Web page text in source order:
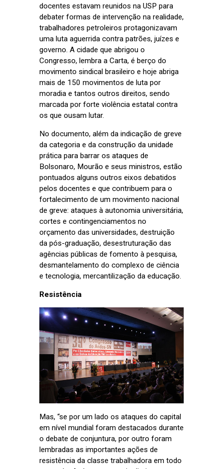
docentes estavam reunidos na USP para
debater formas de intervenção na realidade,
trabalhadores petroleiros protagonizavam
uma luta aguerrida contra patrões, juízes e
governo. A cidade que abrigou o
Congresso, lembra a Carta, é berço do
movimento sindical brasileiro e hoje abriga
mais de 150 movimentos de luta por
moradia e tantos outros direitos, sendo
marcada por forte violência estatal contra
os que ousam lutar.
No documento, além da indicação de greve
da categoria e da construção da unidade
prática para barrar os ataques de
Bolsonaro, Mourão e seus ministros, estão
pontuados alguns outros eixos debatidos
pelos docentes e que contribuem para o
fortalecimento de um movimento nacional
de greve: ataques à autonomia universitária,
cortes e contingenciamentos no
orçamento das universidades, destruição
da pós-graduação, desestruturação das
agências públicas de fomento à pesquisa,
desmantelamento do complexo de ciência
e tecnologia, mercantilização da educação.
Resistência
Mas, “se por um lado os ataques do capital
em nível mundial foram destacados durante
o debate de conjuntura, por outro foram
lembradas as importantes ações de
resistência da classe trabalhadora em todo